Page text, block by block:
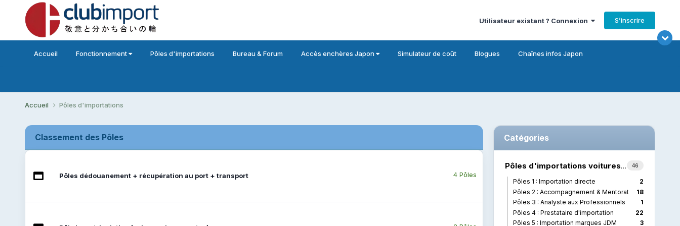
Utilisateur existant ? Connexion S’inscrire
Accueil Fonctionnement Pôles d'importations Bureau & Forum Accès enchères Japon Simulateur de coût Blogues Chaînes infos Japon
Accueil Pôles d'importations
Classement des Pôles
Pôles dédouanement + récupération au port + transport 4 Pôles
Catégories
46
Pôles d'importations voitures (Japon --> France)
2
Pôles 1 : Importation directe
18
Pôles 2 : Accompagnement & Mentorat
1
Pôles 3 : Analyste aux Professionnels
22
Pôles 4 : Prestataire d'importation
3
Pôles 5 : Importation marques JDM